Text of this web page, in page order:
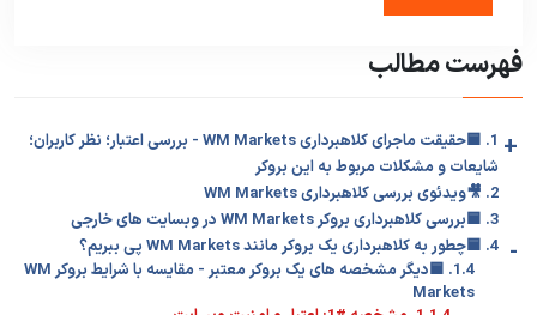
فهرست مطالب
1. 🟦حقیقت ماجرای کلاهبرداری WM Markets - بررسی اعتبار؛ نظر کاربران؛
شایعات و مشکلات مربوط به این بروکر
+
2. 🎥ویدئوی بررسی کلاهبرداری WM Markets
3. 🟦بررسی کلاهبرداری بروکر WM Markets در وبسایت های خارجی
4. 🟦چطور به کلاهبرداری یک بروکر مانند WM Markets پی ببریم؟ -
1.4. 🟦دیگر مشخصه های یک بروکر معتبر - مقایسه با شرایط بروکر WM
Markets